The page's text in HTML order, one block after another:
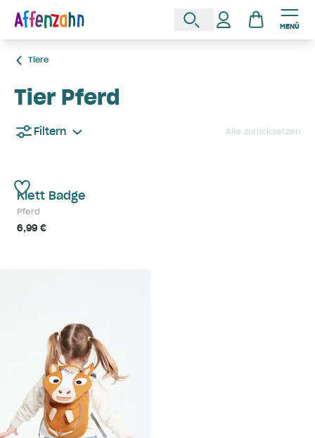
MENÜ
Tiere
Tier Pferd
Filtern Alle zurücksetzen
Klett Badge
Pferd
6,99 €